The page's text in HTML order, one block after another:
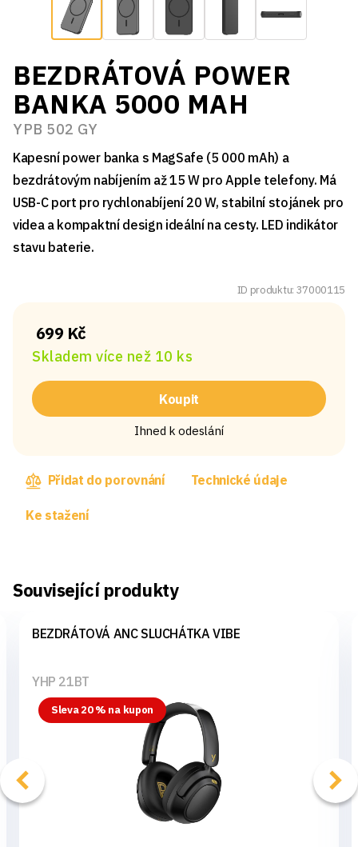
BEZDRÁTOVÁ POWER
BANKA 5000 MAH
YPB 502 GY
Kapesní power banka s MagSafe (5 000 mAh) a
bezdrátovým nabíjením až 15 W pro Apple telefony. Má
USB-C port pro rychlonabíjení 20 W, stabilní stojánek pro
videa a kompaktní design ideální na cesty. LED indikátor
stavu baterie.
ID produktu: 37000115
699 Kč
Skladem více než 10 ks
Koupit
Ihned k odeslání
Přidat do porovnání Technické údaje
Ke stažení
Související produkty
BEZDRÁTOVÁ ANC SLUCHÁTKA VIBE
YHP 21BT
Sleva 20 % na kupon